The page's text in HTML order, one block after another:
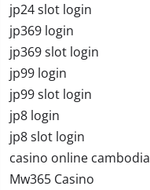
jp24 slot login
jp369 login
jp369 slot login
jp99 login
jp99 slot login
jp8 login
jp8 slot login
casino online cambodia
Mw365 Casino